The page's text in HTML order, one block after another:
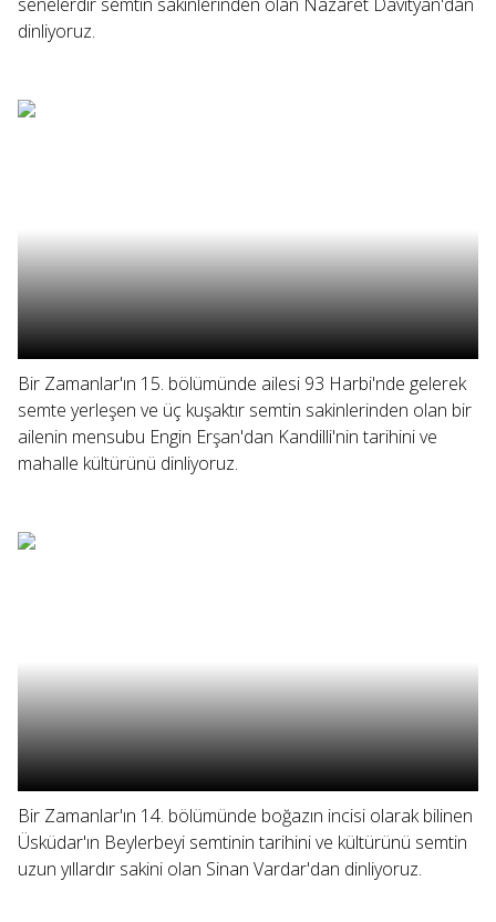
dinliyoruz.
Bir Zamanlar'ın 15. bölümünde ailesi 93 Harbi'nde gelerek
semte yerleşen ve üç kuşaktır semtin sakinlerinden olan bir
ailenin mensubu Engin Erşan'dan Kandilli'nin tarihini ve
mahalle kültürünü dinliyoruz.
Bir Zamanlar'ın 14. bölümünde boğazın incisi olarak bilinen
Üsküdar'ın Beylerbeyi semtinin tarihini ve kültürünü semtin
uzun yıllardır sakini olan Sinan Vardar'dan dinliyoruz.